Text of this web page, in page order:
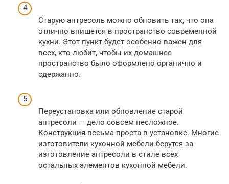
Старую антресоль можно обновить так, что она
отлично впишется в пространство современной
кухни. Этот пункт будет особенно важен для
всех, кто любит, чтобы их домашнее
пространство было оформлено органично и
сдержанно.
Переустановка или обновление старой
антресоли — дело совсем несложное.
Конструкция весьма проста в установке. Многие
изготовители кухонной мебели берутся за
изготовление антресоли в стиле всех
остальных элементов кухонной мебели.